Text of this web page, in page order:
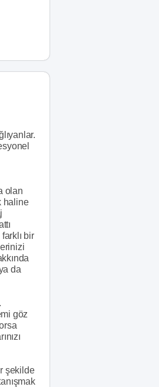
olan
haline
bir
da
göz
şekilde